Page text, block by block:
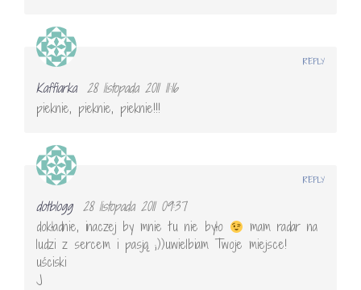
Kaffiarka 28 listopada 2011 11:16
pieknie, pieknie, pieknie!!!
REPLY
dotblogg 28 listopada 2011 09:37
dokładnie, inaczej by mnie tu nie było
mam radar na
ludzi z sercem i pasją ;))uwielbiam Twoje miejsce!
uściski
J
REPLY